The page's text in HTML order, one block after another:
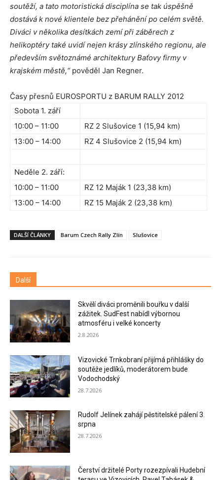
soutěží, a tato motoristická disciplína se tak úspěšně
dostává k nové klientele bez přehánění po celém světě.
Diváci v několika desítkách zemí při záběrech z
helikoptéry také uvidí nejen krásy zlínského regionu, ale
především světoznámé architektury Baťovy firmy v
krajském městě,“ pověděl Jan Regner.
Časy přesnů EUROSPORTU z BARUM RALLY 2012
Sobota 1. září
10:00 – 11:00
RZ 2 Slušovice 1 (15,94 km)
13:00 – 14:00
RZ 4 Slušovice 2 (15,94 km)
Neděle 2. září:
10:00 – 11:00
RZ 12 Maják 1 (23,38 km)
13:00 – 14:00
RZ 15 Maják 2 (23,38 km)
DALŠÍ ČLÁNKY Barum Czech Rally Zlín Slušovice
Další
Skvělí diváci proměnili bouřku v další
zážitek. SudFest nabídl výbornou
atmosféru i velké koncerty
2.8.2026
Vizovické Trnkobraní přijímá přihlášky do
soutěže jedlíků, moderátorem bude
Vodochodský
28.7.2026
Rudolf Jelínek zahájí pěstitelské pálení 3.
srpna
28.7.2026
Čerství držitelé Porty rozezpívali Hudební